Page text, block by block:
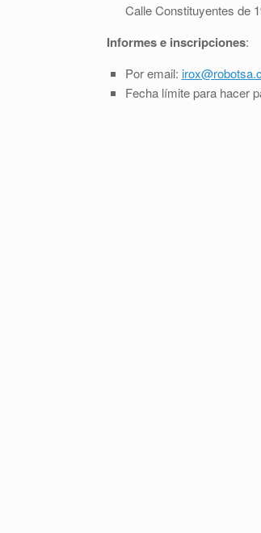
Calle Constituyentes de
Informes e inscripciones:
Por email:
Fecha límite para hacer